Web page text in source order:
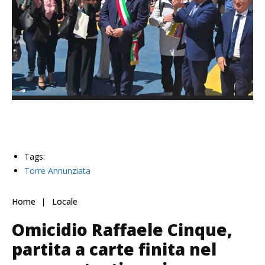
Tags:
Torre Annunziata
Home Locale
Omicidio Raffaele Cinque,
partita a carte finita nel